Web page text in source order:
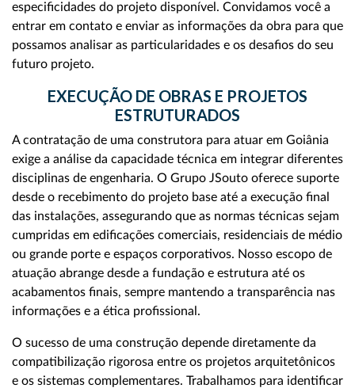
especificidades do projeto disponível. Convidamos você a
entrar em contato e enviar as informações da obra para que
possamos analisar as particularidades e os desafios do seu
futuro projeto.
EXECUÇÃO DE OBRAS E PROJETOS
ESTRUTURADOS
A contratação de uma construtora para atuar em Goiânia
exige a análise da capacidade técnica em integrar diferentes
disciplinas de engenharia. O Grupo JSouto oferece suporte
desde o recebimento do projeto base até a execução final
das instalações, assegurando que as normas técnicas sejam
cumpridas em edificações comerciais, residenciais de médio
ou grande porte e espaços corporativos. Nosso escopo de
atuação abrange desde a fundação e estrutura até os
acabamentos finais, sempre mantendo a transparência nas
informações e a ética profissional.
O sucesso de uma construção depende diretamente da
compatibilização rigorosa entre os projetos arquitetônicos
e os sistemas complementares. Trabalhamos para identificar